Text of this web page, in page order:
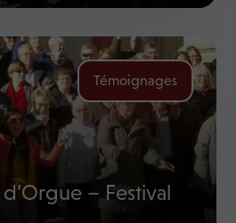
Témoignages
– Festival